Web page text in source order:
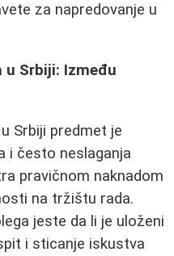
za napredovanje u
u Srbiji: Između
u Srbiji predmet je
i često neslaganja
pravičnom naknadom
na tržištu rada.
jeste da li je uloženi
i sticanje iskustva